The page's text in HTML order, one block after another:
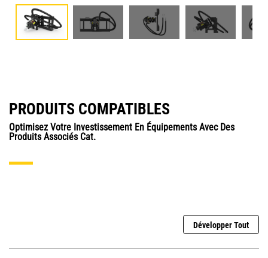
PRODUITS COMPATIBLES
Optimisez Votre Investissement En Équipements Avec Des
Produits Associés Cat.
Développer Tout